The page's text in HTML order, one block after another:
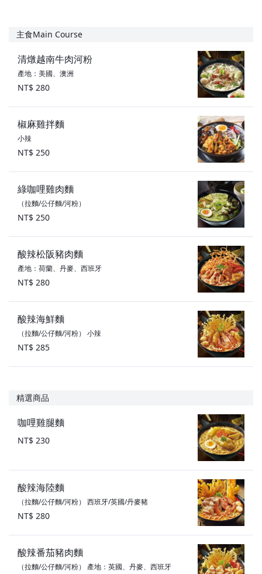
主食Main Course
清燉越南牛肉河粉
產地：美國、澳洲
NT$ 280
椒麻雞拌麵
小辣
NT$ 250
綠咖哩雞肉麵
（拉麵/公仔麵/河粉）
NT$ 250
酸辣松阪豬肉麵
產地：荷蘭、丹麥、西班牙
NT$ 280
酸辣海鮮麵
（拉麵/公仔麵/河粉） 小辣
NT$ 285
精選商品
咖哩雞腿麵
NT$ 230
酸辣海陸麵
（拉麵/公仔麵/河粉） 西班牙/英國/丹麥豬
NT$ 280
酸辣番茄豬肉麵
（拉麵/公仔麵/河粉） 產地：英國、丹麥、西班牙